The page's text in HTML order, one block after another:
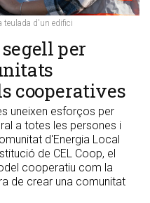
teulada d'un edifici
segell per
cooperatives
uneixen esforços per
a totes les persones i
d'Energia Local
de CEL Coop, el
cooperatiu com la
de crear una comunitat